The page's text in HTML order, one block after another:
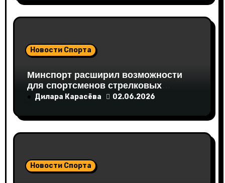
Новости Спорта
Минспорт расширил возможности
для спортсменов стрелковых
дисциплин
Дилара Карасёва 02.06.2026
Новости Спорта